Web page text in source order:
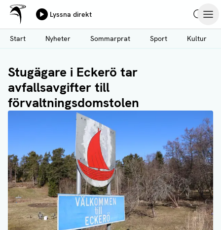
Hoppa
till
huvudinnehåll
Ålands Radio & TV
Lyssna direkt
Start
Nyheter Sommarprat Sport Kultur
Stugägare i Eckerö tar
avfallsavgifter till
förvaltningsdomstolen